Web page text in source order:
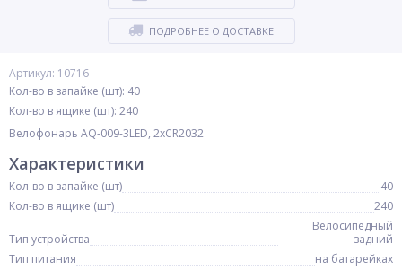
Артикул: 10716
Кол-во в запайке (шт): 40
Кол-во в ящике (шт): 240
Велофонарь AQ-009-3LED, 2xCR2032
ПОДРОБНЕЕ О ДОСТАВКЕ
Характеристики
Кол-во в запайке (шт)
40
Кол-во в ящике (шт)
240
Тип устройства
Велосипедный
задний
Тип питания
на батарейках